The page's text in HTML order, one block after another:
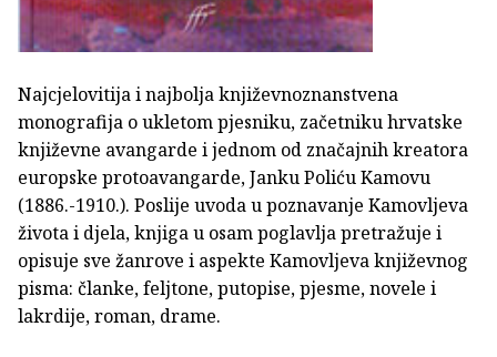
Najcjelovitija i najbolja književnoznanstvena
monografija o ukletom pjesniku, začetniku hrvatske
književne avangarde i jednom od značajnih kreatora
europske protoavangarde, Janku Poliću Kamovu
(1886.-1910.). Poslije uvoda u poznavanje Kamovljeva
života i djela, knjiga u osam poglavlja pretražuje i
opisuje sve žanrove i aspekte Kamovljeva književnog
pisma: članke, feljtone, putopise, pjesme, novele i
lakrdije, roman, drame.